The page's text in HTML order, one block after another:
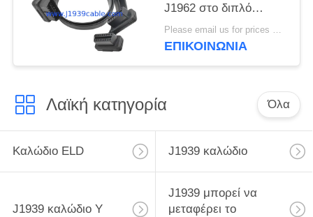
J1962 στο διπλό
θηλυκό επίπεδο
καλώδιο Υ
Please email us for prices MOQ:100 τεμ
ΕΠΙΚΟΙΝΩΝΙΑ
Λαϊκή κατηγορία Όλα
Καλώδιο ELD J1939 καλώδιο
J1939 καλώδιο Υ
J1939 μπορεί να
μεταφέρει το